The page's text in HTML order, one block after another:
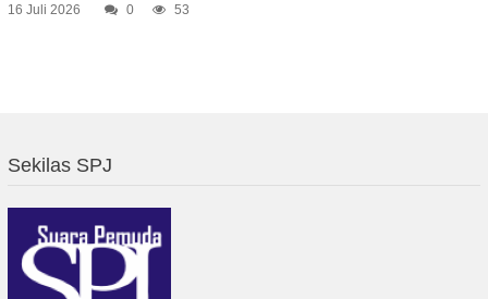
16 Juli 2026 0 53
Sekilas SPJ